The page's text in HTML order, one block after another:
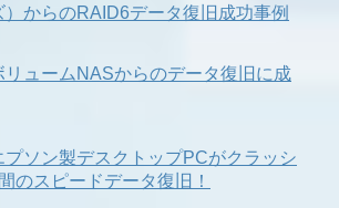
）からのRAID6データ復旧成功事例
リュームNASからのデータ復旧に成
プソン製デスクトップPCがクラッシ
のスピードデータ復旧！